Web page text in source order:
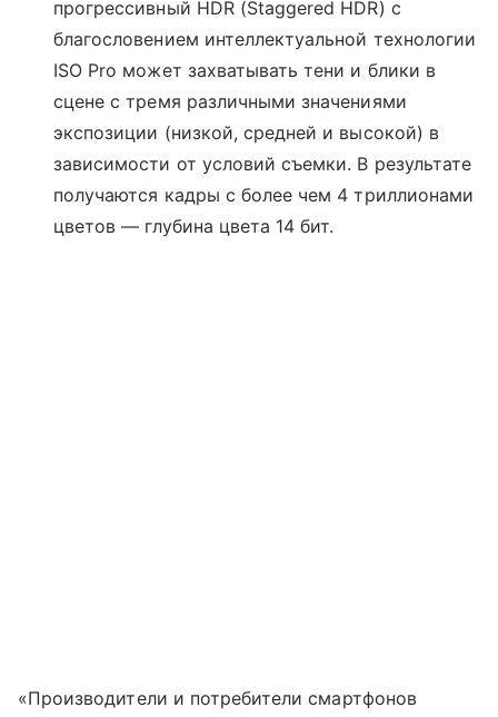
прогрессивный HDR (Staggered HDR) с
благословением интеллектуальной технологии
ISO Pro может захватывать тени и блики в
сцене с тремя различными значениями
экспозиции (низкой, средней и высокой) в ​​
зависимости от условий съемки. В результате
получаются кадры с более чем 4 триллионами
цветов— глубина цвета 14 бит.
«Производители и потребители смартфонов